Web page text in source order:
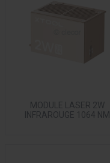
MODULE LASER 2W
INFRAROUGE 1064 NM